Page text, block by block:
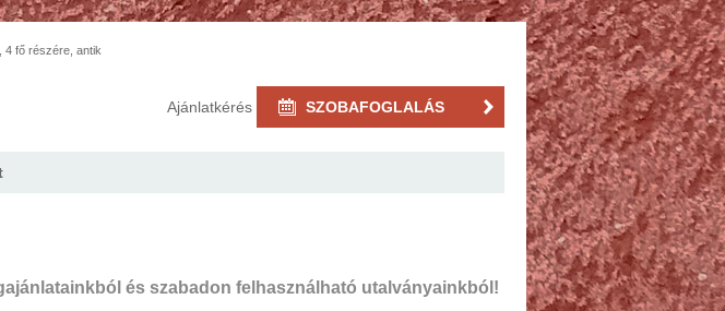
4 fő részére, antik
Ajánlatkérés SZOBAFOGLALÁS
és szabadon felhasználható utalványainkból!